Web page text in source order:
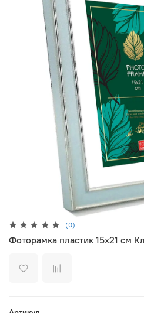
(0)
Фоторамка пластик 15х21 см